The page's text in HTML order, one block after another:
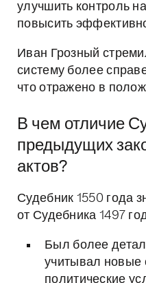
улучшить контроль
повысить
Иван Грозный
систему более
что отражено в
В чем отличие
предыдущих
актов?
Судебник 1550 года
от Судебника 1497
Был более
учитывал новые
политические